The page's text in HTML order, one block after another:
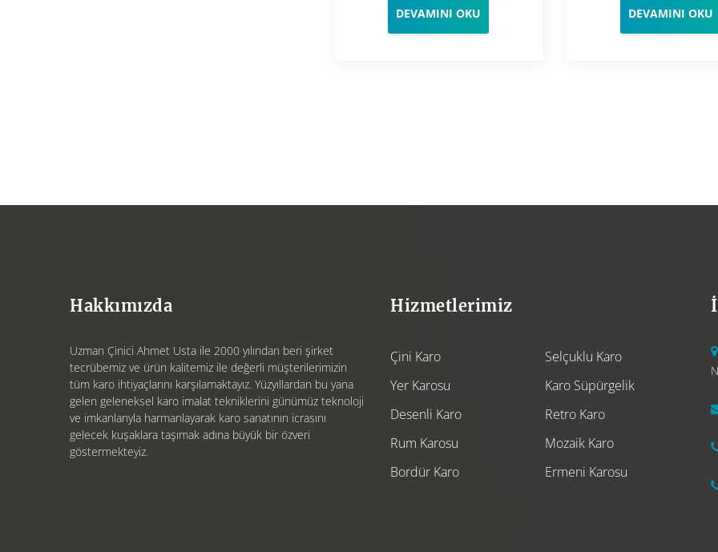
DEVAMINI OKU DEVAMINI OKU
Hakkımızda
Uzman Çinici Ahmet Usta ile 2000 yılından beri şirket
tecrübemiz ve ürün kalitemiz ile değerli müşterilerimizin
tüm karo ihtiyaçlarını karşılamaktayız. Yüzyıllardan bu yana
gelen geleneksel karo imalat tekniklerini günümüz teknoloji
ve imkanlarıyla harmanlayarak karo sanatının icrasını
gelecek kuşaklara taşımak adına büyük bir özveri
göstermekteyiz.
Hizmetlerimiz
Çini Karo
Yer Karosu
Desenli Karo
Rum Karosu
Bordür Karo
Selçuklu Karo
Karo Süpürgelik
Retro Karo
Mozaik Karo
Ermeni Karosu